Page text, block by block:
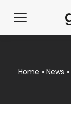
Home » News »